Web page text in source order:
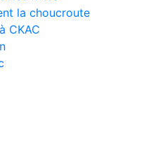
la choucroute
CKAC